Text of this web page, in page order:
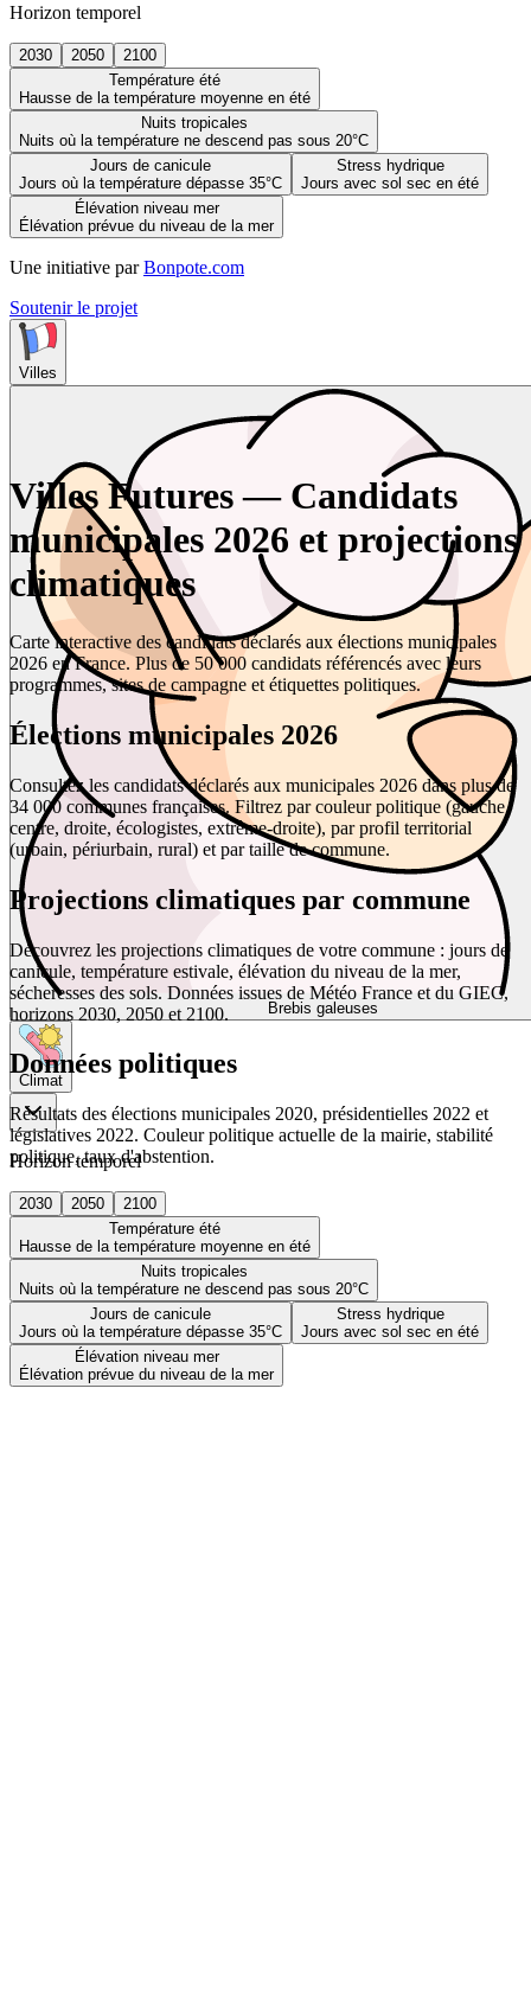
Horizon temporel
2030 2050
2100
Température été
Hausse de la température moyenne en été
Nuits tropicales
Nuits où la température ne descend pas sous 20°C
Jours de canicule
Jours où la température dépasse 35°C
Stress hydrique
Jours avec sol sec en été
Élévation niveau mer
Élévation prévue du niveau de la mer
Une initiative par Bonpote.com
Soutenir le projet
Villes
Brebis galeuses
Climat
Horizon temporel
2030 2050
2100
Température été
Hausse de la température moyenne en été
Nuits tropicales
Nuits où la température ne descend pas sous 20°C
Jours de canicule
Jours où la température dépasse 35°C
Stress hydrique
Jours avec sol sec en été
Élévation niveau mer
Élévation prévue du niveau de la mer
Villes Futures — Candidats
municipales 2026 et projections
climatiques
Carte interactive des candidats déclarés aux élections municipales
2026 en France. Plus de 50 000 candidats référencés avec leurs
programmes, sites de campagne et étiquettes politiques.
Élections municipales 2026
Consultez les candidats déclarés aux municipales 2026 dans plus de
34 000 communes françaises. Filtrez par couleur politique (gauche,
centre, droite, écologistes, extrême-droite), par profil territorial
(urbain, périurbain, rural) et par taille de commune.
Projections climatiques par commune
Découvrez les projections climatiques de votre commune : jours de
canicule, température estivale, élévation du niveau de la mer,
sécheresses des sols. Données issues de Météo France et du GIEC,
horizons 2030, 2050 et 2100.
Données politiques
Résultats des élections municipales 2020, présidentielles 2022 et
législatives 2022. Couleur politique actuelle de la mairie, stabilité
politique, taux d'abstention.